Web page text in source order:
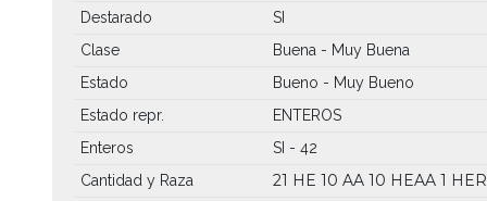
Destarado
SI
Clase
Buena - Muy Buena
Estado
Bueno - Muy Bueno
Estado repr.
ENTEROS
Enteros
SI - 42
Cantidad y Raza
21 HE 10 AA 10 HEAA 1